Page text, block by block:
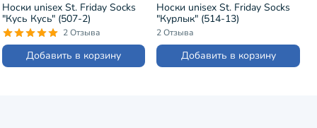
Носки unisex St. Friday Socks
"Кусь Кусь" (507-2)
2 Отзыва
Добавить в корзину
Носки unisex St. Friday Socks
"Курлык" (514-13)
2 Отзыва
Добавить в корзину